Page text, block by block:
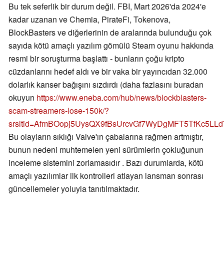
Bu tek seferlik bir durum değil. FBI, Mart 2026'da 2024'e
kadar uzanan ve Chemia, PirateFi, Tokenova,
BlockBasters ve diğerlerinin de aralarında bulunduğu çok
sayıda kötü amaçlı yazılım gömülü Steam oyunu hakkında
resmi bir soruşturma başlattı - bunların çoğu kripto
cüzdanlarını hedef aldı ve bir vaka bir yayıncıdan 32.000
dolarlık kanser bağışını sızdırdı (daha fazlasını buradan
okuyun https://www.eneba.com/hub/news/blockblasters-
scam-streamers-lose-150k/?
Bu olayların sıklığı Valve'ın çabalarına rağmen artmıştır,
bunun nedeni muhtemelen yeni sürümlerin çokluğunun
inceleme sistemini zorlamasıdır . Bazı durumlarda, kötü
amaçlı yazılımlar ilk kontrolleri atlayan lansman sonrası
güncellemeler yoluyla tanıtılmaktadır.